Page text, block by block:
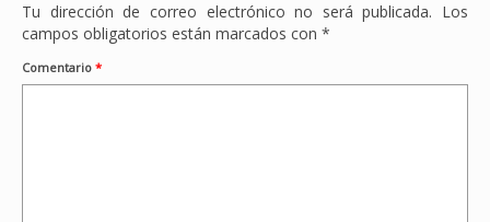
Tu dirección de correo electrónico no será publicada. Los
campos obligatorios están marcados con *
Comentario *